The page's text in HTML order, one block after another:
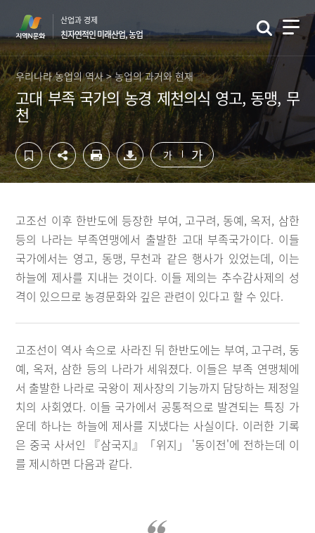
츠
영
역
바
로
가
기
영
역
바
로
가
기
산업과 경제
친자연적인 미래산업, 농업
우리나라 농업의 역사 > 농업의 과거와 현재
고대 부족 국가의 농경 제천의식 영고, 동맹, 무
천
가 가
고조선 이후 한반도에 등장한 부여, 고구려, 동예, 옥저, 삼한
등의 나라는 부족연맹에서 출발한 고대 부족국가이다. 이들
국가에서는 영고, 동맹, 무천과 같은 행사가 있었는데, 이는
하늘에 제사를 지내는 것이다. 이들 제의는 추수감사제의 성
격이 있으므로 농경문화와 깊은 관련이 있다고 할 수 있다.
고조선이 역사 속으로 사라진 뒤 한반도에는 부여, 고구려, 동
예, 옥저, 삼한 등의 나라가 세워졌다. 이들은 부족 연맹체에
서 출발한 나라로 국왕이 제사장의 기능까지 담당하는 제정일
치의 사회였다. 이들 국가에서 공통적으로 발견되는 특징 가
운데 하나는 하늘에 제사를 지냈다는 사실이다. 이러한 기록
은 중국 사서인 『삼국지』「위지」 '동이전'에 전하는데 이
를 제시하면 다음과 같다.